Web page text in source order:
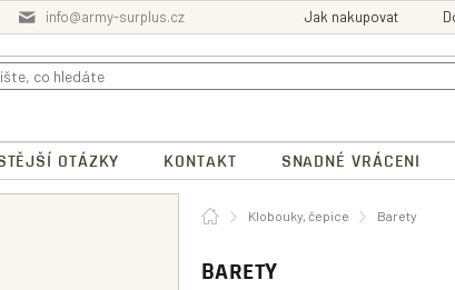
info@army-surplus.cz Jak nakupovat
OTÁZKY KONTAKT SNADNÉ VRÁCENI
DomůKlobouky, čepice Barety
BARETY